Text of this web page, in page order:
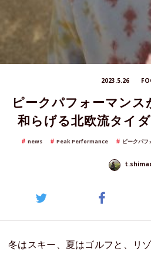
2023.5.26
ピークパフォーマンス
和らげる北欧流タイ
news Peak Performance ピークパフ
冬はスキー、夏はゴルフと、リ